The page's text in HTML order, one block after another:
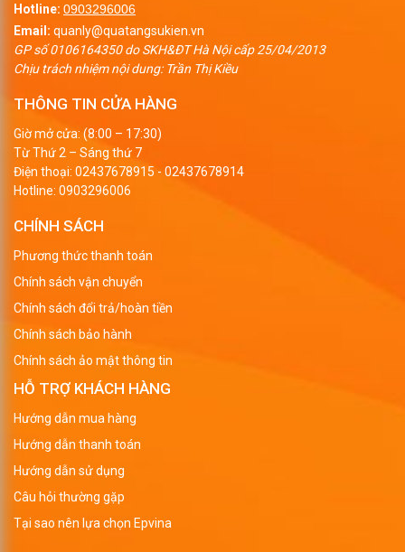
Hotline: 0903296006
Email: quanly@quatangsukien.vn
GP số 0106164350 do SKH&ĐT Hà Nội cấp 25/04/2013
Chịu trách nhiệm nội dung: Trần Thị Kiều
THÔNG TIN CỬA HÀNG
Giờ mở cửa: (8:00 – 17:30)
Từ Thứ 2 – Sáng thứ 7
Điện thoại: 02437678915 - 02437678914
Hotline: 0903296006
CHÍNH SÁCH
Phương thức thanh toán
Chính sách vận chuyển
Chính sách đổi trả/hoàn tiền
Chính sách bảo hành
Chính sách ảo mật thông tin
HỖ TRỢ KHÁCH HÀNG
Hướng dẫn mua hàng
Hướng dẫn thanh toán
Hướng dẫn sử dụng
Câu hỏi thường gặp
Tại sao nên lựa chọn Epvina